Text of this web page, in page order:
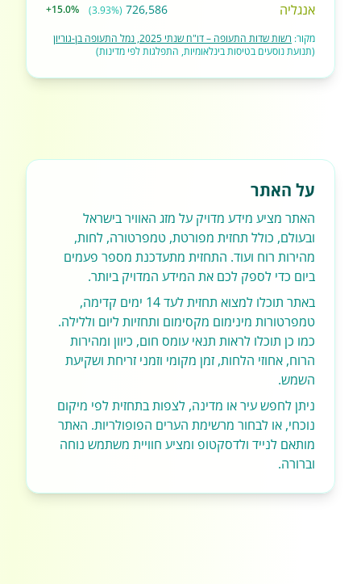
אנגליה 726,586
(3.93%)
+15.0%
מקור: רשות שדות התעופה – דו"ח שנתי 2025, נמל התעופה בן-גוריון
(תנועת נוסעים בטיסות בינלאומיות, התפלגות לפי מדינות)
על האתר
האתר מציע מידע מדויק על מזג האוויר בישראל
ובעולם, כולל תחזית מפורטת, טמפרטורה, לחות,
מהירות רוח ועוד. התחזית מתעדכנת מספר פעמים
ביום כדי לספק לכם את המידע המדויק ביותר.
באתר תוכלו למצוא תחזית לעד 14 ימים קדימה,
טמפרטורות מינימום מקסימום ותחזיות ליום וללילה.
כמו כן תוכלו לראות תנאי עומס חום, כיוון ומהירות
הרוח, אחוזי הלחות, זמן מקומי וזמני זריחת ושקיעת
השמש.
ניתן לחפש עיר או מדינה, לצפות בתחזית לפי מיקום
נוכחי, או לבחור מרשימת הערים הפופולריות. האתר
מותאם לנייד ולדסקטופ ומציע חוויית משתמש נוחה
וברורה.